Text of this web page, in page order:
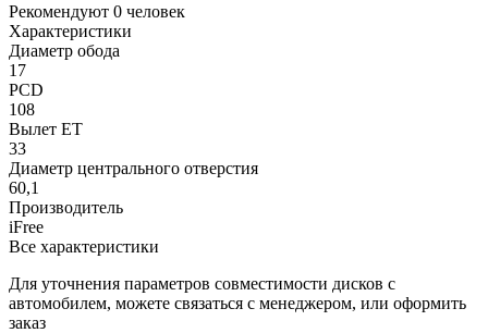
Рекомендуют 0 человек
Характеристики
Диаметр обода
17
PCD
108
Вылет ET
33
Диаметр центрального отверстия
60,1
Производитель
iFree
Все характеристики
Для уточнения параметров совместимости дисков с
автомобилем, можете связаться с менеджером, или оформить
заказ